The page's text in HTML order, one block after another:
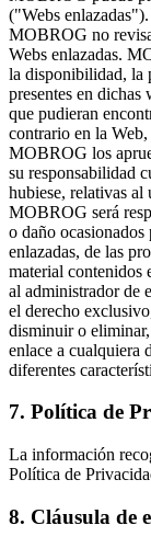
("Webs
MOBROG no
Webs enlazadas.
la disponibilidad, la
presentes en dichas
que pudieran
contrario en la
MOBROG los
su responsabilidad
hubiese, relativas al
MOBROG será
o daño ocasionados
enlazadas, de las
material contenidos
al administrador de
el derecho
disminuir o
enlace a cualquiera
diferentes
7. Política de
La información
Política de
8. Cláusula de